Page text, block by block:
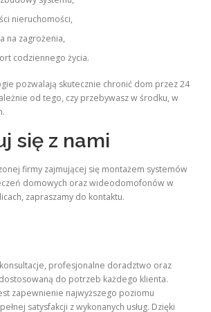
nieruchomości,
na zagrożenia,
codziennego życia.
pozwalają skutecznie chronić dom przez 24
od tego, czy przebywasz w środku, w
się z nami
firmy zajmującej się montażem systemów
domowych oraz wideodomofonów w
zapraszamy do kontaktu.
profesjonalne doradztwo oraz
do potrzeb każdego klienta.
zapewnienie najwyższego poziomu
satysfakcji z wykonanych usług. Dzięki